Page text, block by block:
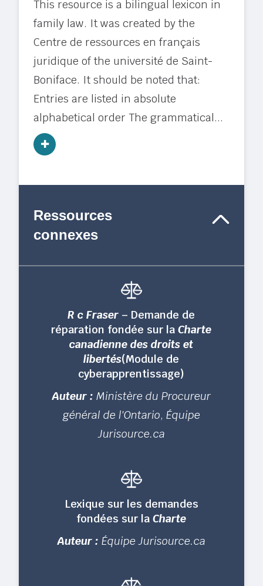
This resource is a bilingual lexicon in
family law. It was created by the
Centre de ressources en français
juridique of the université de Saint-
Boniface. It should be noted that:
Entries are listed in absolute
alphabetical order The grammatical...
Ressources
connexes
R c Fraser – Demande de
réparation fondée sur laCharte
canadienne des droits et
libertés(Module de
cyberapprentissage)
Auteur : Ministère du Procureur
général de l'Ontario, Équipe
Jurisource.ca
Lexique sur les demandes
fondées sur laCharte
Auteur : Équipe Jurisource.ca